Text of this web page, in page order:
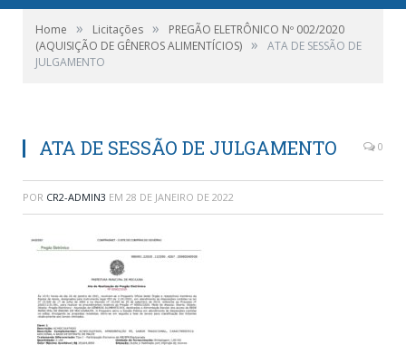
Home » Licitações »
PREGÃO ELETRÔNICO Nº 002/2020
(AQUISIÇÃO DE GÊNEROS ALIMENTÍCIOS) »
ATA DE SESSÃO DE
JULGAMENTO
ATA DE SESSÃO DE JULGAMENTO 0
POR CR2-ADMIN3 EM 28 DE JANEIRO DE 2022